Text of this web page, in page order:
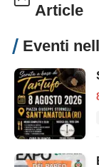
Article
Eventi